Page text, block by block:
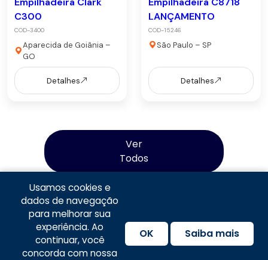
C300
COD-3400
Aparecida de Goiânia –
GO
Detalhes
LANÇAMENTO
COD-15246
São Paulo – SP
Detalhes
Ver
Todos
Usamos cookies e
dados de navegação
para melhorar sua
experiência. Ao
continuar, você
concorda com nossa
OK Saiba mais